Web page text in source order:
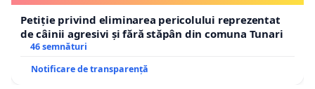
Petiție privind eliminarea pericolului reprezentat
de câinii agresivi și fără stăpân din comuna Tunari
46 semnături
Notificare de transparență